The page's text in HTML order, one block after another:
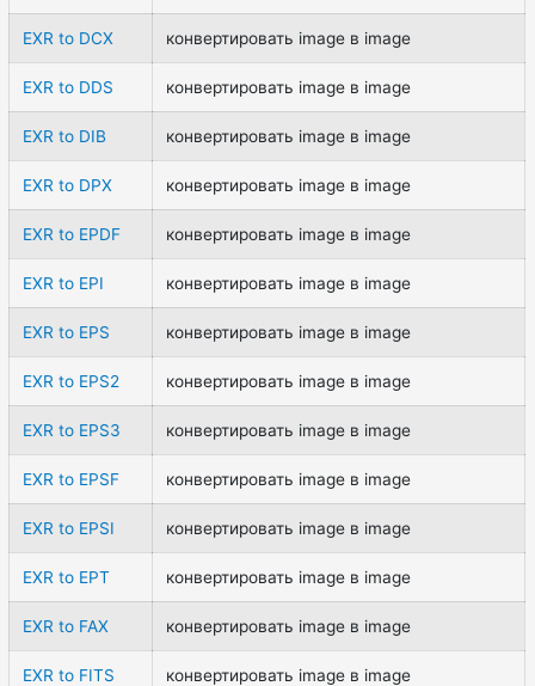
EXR to DCX конвертировать image в image
EXR to DDS конвертировать image в image
EXR to DIB конвертировать image в image
EXR to DPX конвертировать image в image
EXR to EPDF конвертировать image в image
EXR to EPI конвертировать image в image
EXR to EPS конвертировать image в image
EXR to EPS2 конвертировать image в image
EXR to EPS3 конвертировать image в image
EXR to EPSF конвертировать image в image
EXR to EPSI конвертировать image в image
EXR to EPT конвертировать image в image
EXR to FAX конвертировать image в image
EXR to FITS конвертировать image в image